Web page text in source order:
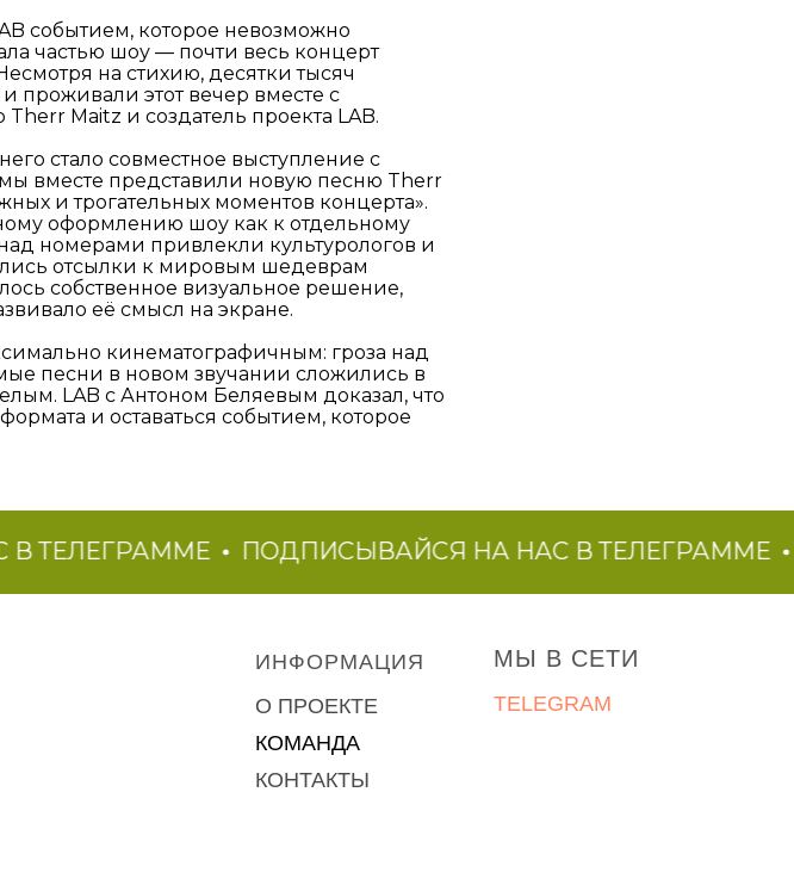
событием, которое невозможно
частью шоу — почти весь концерт
на стихию, десятки тысяч
проживали этот вечер вместе с
Maitz и создатель проекта LAB.
стало совместное выступление с
вместе представили новую песню Therr
и трогательных моментов концерта».
оформлению шоу как к отдельному
номерами привлекли культурологов и
отсылки к мировым шедеврам
собственное визуальное решение,
её смысл на экране.
кинематографичным: гроза над
песни в новом звучании сложились в
LAB с Антоном Беляевым доказал, что
и оставаться событием, которое
ПОДПИСЫВАЙСЯ НА НАС В ТЕЛЕГРАММЕ
ИНФОРМАЦИЯ
О ПРОЕКТЕ
КОМАНДА
КОНТАКТЫ
МЫ В СЕТИ
TELEGRAM